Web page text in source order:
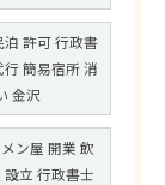
許可 行政書
簡易宿所 消
金沢
ン屋 開業 飲
立 行政書士